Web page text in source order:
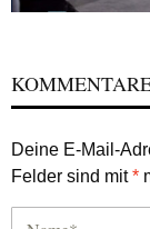
Deine E-Mail-
Felder sind mit*